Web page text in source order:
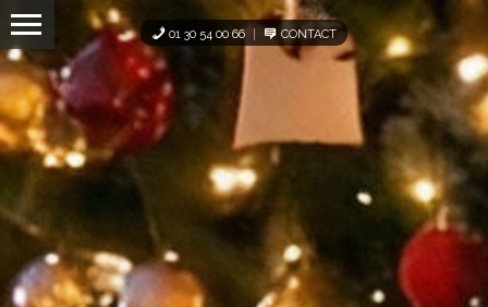
Panneau de gestion des cookies
01 30 54 00 66 CONTACT